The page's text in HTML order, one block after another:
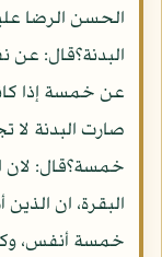
الحسن الرضا
البدنة؟قال:
عن خمسة إذا
صارت البدنة لا
خمسة؟قال: لان
البقرة، ان
خمسة أنفس،